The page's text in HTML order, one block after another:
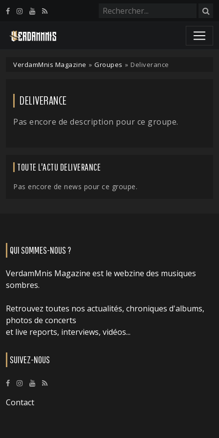
VerdamMnis Magazine » Groupes » Deliverance
DELIVERANCE
Pas encore de description pour ce groupe.
TOUTE L'ACTU DELIVERANCE
Pas encore de news pour ce groupe.
QUI SOMMES-NOUS ?
VerdamMnis Magazine est le webzine des musiques
sombres.
Retrouvez toutes nos actualités, chroniques d'albums,
photos de concerts
et live reports, interviews, vidéos...
SUIVEZ-NOUS
Contact
Panneau de gestion des cookies